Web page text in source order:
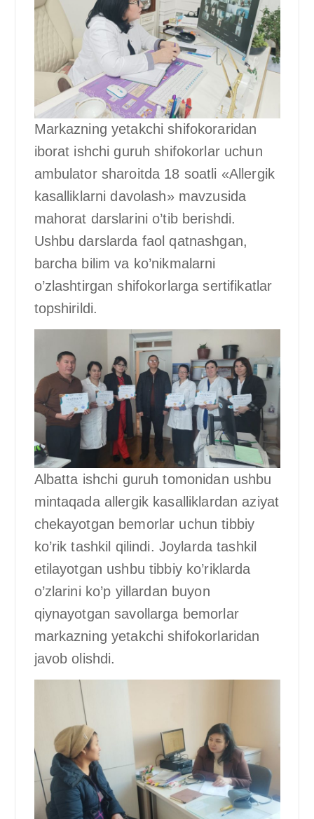
Markazning yetakchi shifokoraridan
iborat ishchi guruh shifokorlar uchun
ambulator sharoitda 18 soatli «Allergik
kasalliklarni davolash» mavzusida
mahorat darslarini o’tib berishdi.
Ushbu darslarda faol qatnashgan,
barcha bilim va ko’nikmalarni
o’zlashtirgan shifokorlarga sertifikatlar
topshirildi.
Albatta ishchi guruh tomonidan ushbu
mintaqada allergik kasalliklardan aziyat
chekayotgan bemorlar uchun tibbiy
ko’rik tashkil qilindi. Joylarda tashkil
etilayotgan ushbu tibbiy ko’riklarda
o’zlarini ko’p yillardan buyon
qiynayotgan savollarga bemorlar
markazning yetakchi shifokorlaridan
javob olishdi.